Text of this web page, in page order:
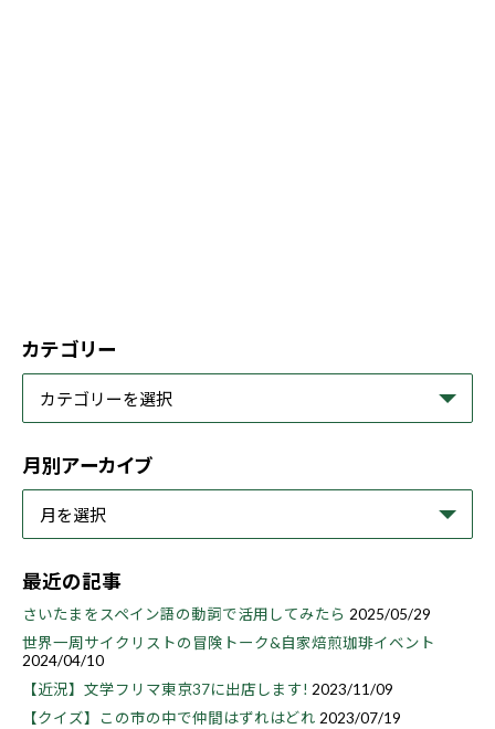
カテゴリー
月別アーカイブ
最近の記事
さいたまをスペイン語の動詞で活用してみたら 2025/05/29
世界一周サイクリストの冒険トーク&自家焙煎珈琲イベント
2024/04/10
【近況】文学フリマ東京37に出店します! 2023/11/09
【クイズ】この市の中で仲間はずれはどれ 2023/07/19